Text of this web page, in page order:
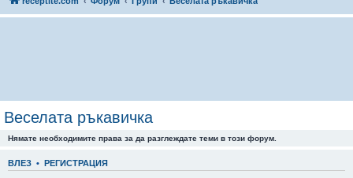
Веселата ръкавичка
Нямате необходимите права за да разглеждате теми в този форум.
ВЛЕЗ • РЕГИСТРАЦИЯ